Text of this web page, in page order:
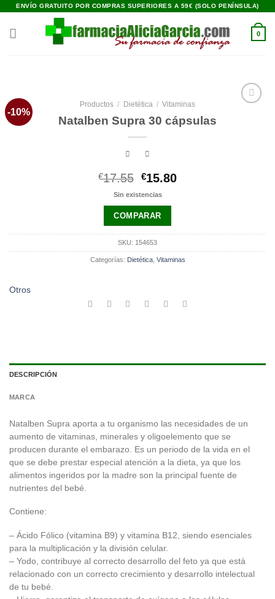
Saltar
contenido
ENVÍO GRATUITO POR COMPRAS SUPERIORES A 59€ (SOLO PENÍNSULA)
0
-10%
Productos / Dietética / Vitaminas
Natalben Supra 30 cápsulas
€17.55 El
precio
era:
€17.55.
€15.80El
Sin existencias
COMPARAR
SKU: 154653
Categorías: Dietética, Vitaminas
Otros
DESCRIPCIÓN
MARCA
Natalben Supra aporta a tu organismo las necesidades de un
aumento de vitaminas, minerales y oligoelemento que se
producen durante el embarazo. Es un periodo de la vida en el
que se debe prestar especial atención a la dieta, ya que los
alimentos ingeridos por la madre son la principal fuente de
nutrientes del bebé.
Contiene:
– Ácido Fólico (vitamina B9) y vitamina B12, siendo esenciales
para la multiplicación y la división celular.
– Yodo, contribuye al correcto desarrollo del feto ya que está
relacionado con un correcto crecimiento y desarrollo intelectual
de tu bebé.